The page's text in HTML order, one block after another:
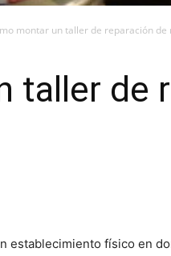
montar un taller de reparación de
taller de
establecimiento físico en